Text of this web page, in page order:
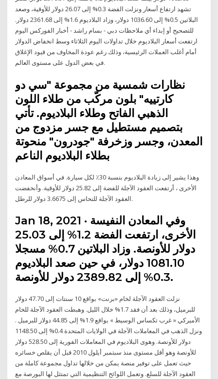
تشهد ارتفاع أسعار ونزلت الفضة 0.3% إلى 26.07 دولار للأوقية، وصعد
البلاتين 0.5% إلى 1036.60 دولار، وزاد البلاديوم 1.6% إلى 2361.68 دولار.
للتصحيح أو إبداء أي ملاحظات دبي - بسام راشد - أخبار الفوركس اليوم
ارتفعت أسعار البلاديوم خلال تداولات اليوم الثلاثاء وسط انخفاض الدولار
أمام أغلب العملات الرئيسية، وذلك رغم عودة المخاوف من قيود الإغلاق
في بعض الدول على مستوى العالم.
نظارات شمسية من مجموعة "سي دو
كارتييه" بلون مركّب من طلاء اللون
الذهبي الفاتح وطلاء البلاديوم. تأتي
بتصميم مستطيل مع جسر مزدوج من
المعدن، وجسر وزخرفة "جودرون" منحوتة
بطلاء البلاديوم الناعم
وهذا يشير إلى زيادة البلاديوم بنسبة 30٪ لكل سيارة. في أسواق المعادن
الأخرى ، أرتفعت العقود الآجلة للفضة إلى 25.82 دولار للأوقية. وأنخفضت
العقود الآجلة للنحاس إلى 3.6675 دولار للرطل.
Jan 18, 2021 · وفي المعادن النفيسة
الأخرى، ارتفعت الفضة 1.2% إلى 25.03
دولار للأونصة. وزاد البلاتين 0.7% مسجلا
1081.10 دولار، في حين صعد البلاديوم
0.3% إلى 2389.82 دولار للأونصة.
نزلت العقود الآجلة لخام «برنت» بواقع 10 سنتات إلى 47.70 دولار
للبرميل، وذلك بعد أن فقد 1.7% خلال الليل. وهبطت العقود الآجلة للخام
الأميركي « غرب تكساس الوسيط » بواقع 1.9% إلى 44.85 دولار للبرميل .
ونزل الذهب في المعاملات الآجلة في الولايات المتحدة 0.4% إلى 1148.50
دولار للأونصة. وهوى البلاديوم في المعاملات الفورية إلى 528.50 دولار
للأونصة وهو أقل مستوى منذ سبتمبر أيلول 2010 قبل أن يقلص خسائره
حيث تعمل على توفير منصة يمكن من خلالها تداول مجموعة كاملة من
العقود الآجلة للسلع. وتعمل اللوائح التنظيمية التي تمتثل لها البورصة مع